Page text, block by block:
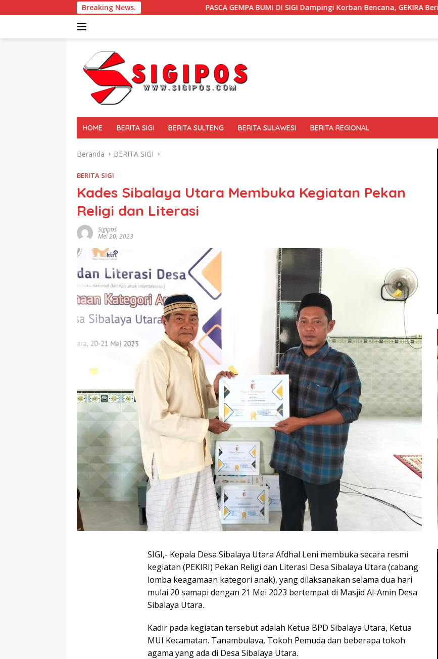
ke
Breaking News.PASCA GEMPA BUMI DI SIGI Dampingi Korban Bencana, GEKIRA Berikan ‘Trauma Healing’
HOME BERITA SIGI BERITA SULTENG BERITA SULAWESI BERITA REGIONAL
Beranda BERITA SIGI
BERITA SIGI
Kades Sibalaya Utara Membuka Kegiatan Pekan
Religi dan Literasi
Sigipos
Mei 20, 2023
SIGI,- Kepala Desa Sibalaya Utara Afdhal Leni membuka secara resmi
kegiatan (PEKIRI) Pekan Religi dan Literasi Desa Sibalaya Utara (cabang
lomba keagamaan kategori anak), yang dilaksanakan selama dua hari
mulai 20 samapi dengan 21 Mei 2023 bertempat di Masjid Al-Amin Desa
Sibalaya Utara.
Kadir pada kegiatan tersebut adalah Ketua BPD Sibalaya Utara, Ketua
MUI Kecamatan. Tanambulava, Tokoh Pemuda dan beberapa tokoh
agama yang ada di Desa Sibalaya Utara.